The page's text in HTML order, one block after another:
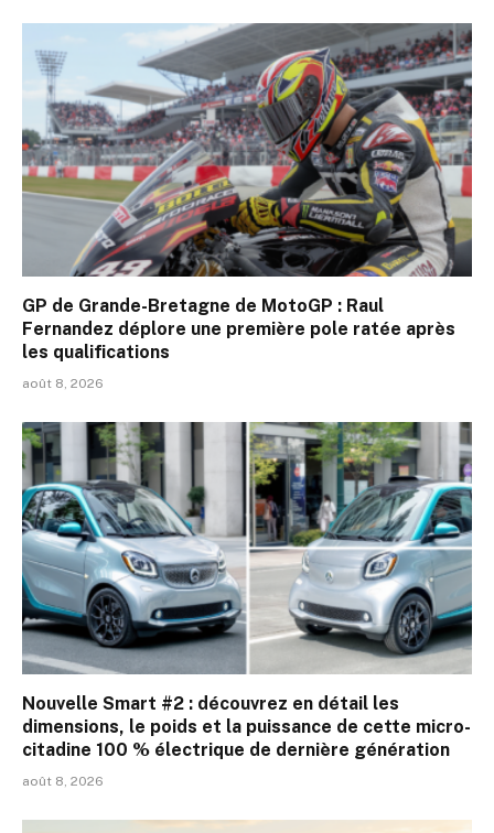
GP de Grande-Bretagne de MotoGP : Raul
Fernandez déplore une première pole ratée après
les qualifications
août 8, 2026
Nouvelle Smart #2 : découvrez en détail les
dimensions, le poids et la puissance de cette micro-
citadine 100 % électrique de dernière génération
août 8, 2026